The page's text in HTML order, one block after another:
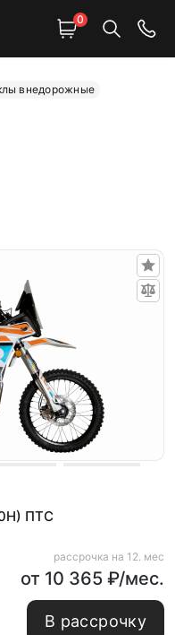
0
внедорожные
ПТС
рассрочка на 12. мес
от 10 365 ₽/мес.
В рассрочку